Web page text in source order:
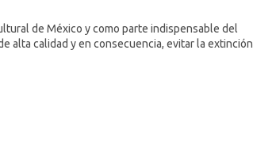
de México y como parte indispensable del
alta calidad y en consecuencia, evitar la extinción